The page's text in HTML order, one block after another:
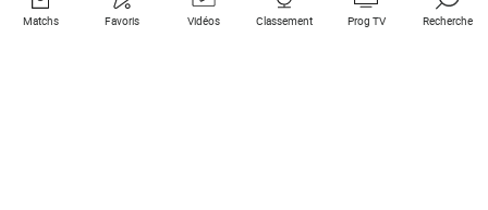
Matchs Favoris Vidéos Classement Prog TV Recherche